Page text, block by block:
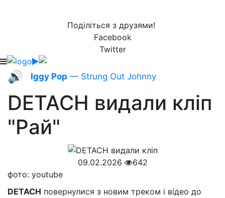
Поділіться з друзями!
Facebook
Twitter
🔊 Iggy Pop — Strung Out Johnny
DETACH видали кліп
"Рай"
09.02.2026
642
фото: youtube
DETACH повернулися з новим треком і відео до